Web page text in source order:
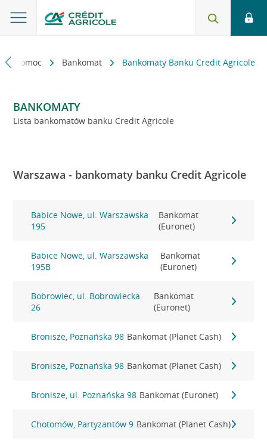
i pomoc Bankomat Bankomaty Banku Credit Agricole
BANKOMATY
Lista bankomatów banku Credit Agricole
Warszawa - bankomaty banku Credit Agricole
Babice Nowe, ul. Warszawska
195
Bankomat
(Euronet)
Babice Nowe, ul. Warszawska
195B
Bankomat
(Euronet)
Bobrowiec, ul. Bobrowiecka
26
Bankomat
(Euronet)
Bronisze, Poznańska 98 Bankomat (Planet Cash)
Bronisze, Poznańska 98 Bankomat (Planet Cash)
Bronisze, ul. Poznańska 98 Bankomat (Euronet)
Chotomów, Partyzantów 9 Bankomat (Planet Cash)